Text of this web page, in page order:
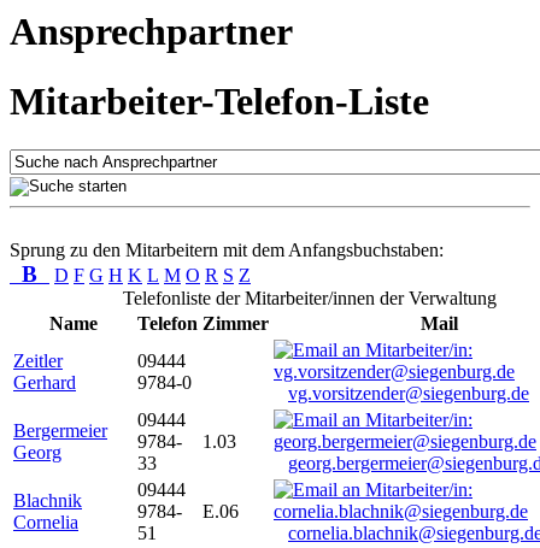
Ansprechpartner
Mitarbeiter-Telefon-Liste
Sprung zu den Mitarbeitern mit dem Anfangsbuchstaben:
B D F G H K L M O R S Z
Telefonliste der Mitarbeiter/innen der Verwaltung
Name
Telefon Zimmer
Mail
Zeitler
Gerhard
09444
9784-0
vg.vorsitzender@siegenburg.de
Bergermeier
Georg
09444
9784-
33
1.03
Blachnik
Cornelia
09444
9784-
51
E.06